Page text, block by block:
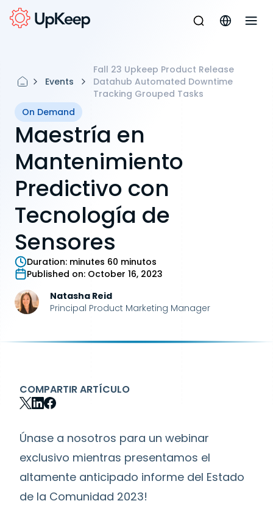
Events
Fall 23 Upkeep Product Release
Datahub Automated Downtime
Tracking Grouped Tasks
On Demand
Maestría en
Mantenimiento
Predictivo con
Tecnología de
Sensores
Duration: minutes 60 minutos
Published on: October 16, 2023
Natasha Reid
Principal Product Marketing Manager
COMPARTIR ARTÍCULO
Únase a nosotros para un webinar
exclusivo mientras presentamos el
altamente anticipado informe del Estado
de la Comunidad 2023!